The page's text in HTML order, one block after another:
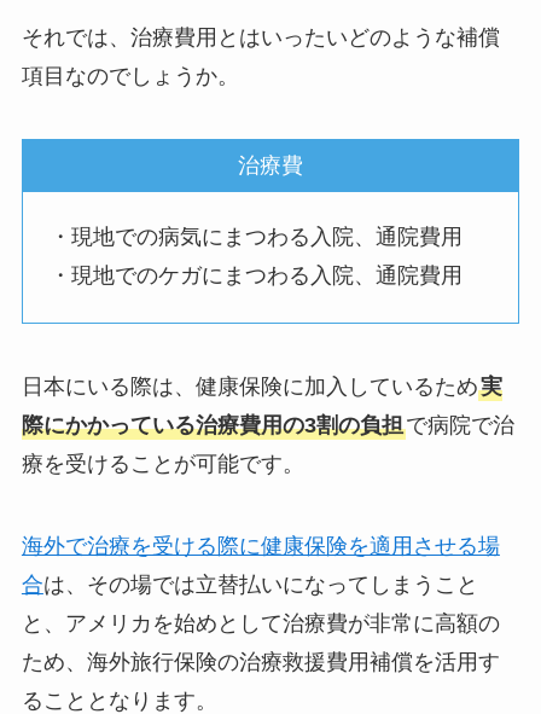
それでは、治療費用とはいったいどのような補償
項目なのでしょうか。
治療費
・現地での病気にまつわる入院、通院費用
・現地でのケガにまつわる入院、通院費用
日本にいる際は、健康保険に加入しているため実
際にかかっている治療費用の3割の負担で病院で治
療を受けることが可能です。
海外で治療を受ける際に健康保険を適用させる場
合は、その場では立替払いになってしまうこと
と、アメリカを始めとして治療費が非常に高額の
ため、海外旅行保険の治療救援費用補償を活用す
ることとなります。